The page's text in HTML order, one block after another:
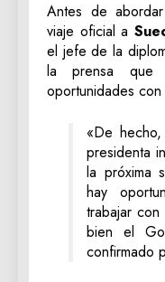
Antes de
viaje oficial a
el jefe de la
la prensa
oportunidades
«De
presidenta
la próxima
hay
trabajar
bien el
confirmado